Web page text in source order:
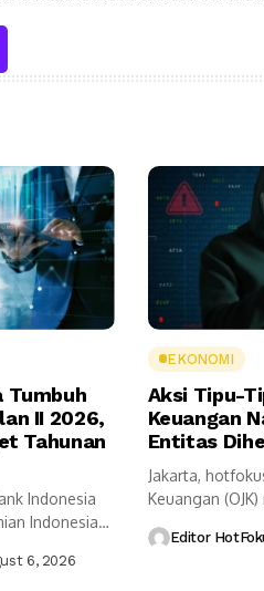
Tumbuh
II 2026,
Tahunan
Indonesia
Indonesia
6, 2026
EKONOMI
Aksi Tipu-
Keuangan
Entitas
Jakarta,
Keuangan
Editor